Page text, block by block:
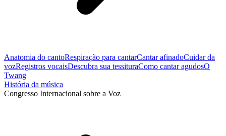
Anatomia do cantoRespiração para cantarCantar afinadoCuidar da
vozRegistros vocaisDescubra sua tessituraComo cantar agudosO
Twang
História da música
Congresso Internacional sobre a Voz